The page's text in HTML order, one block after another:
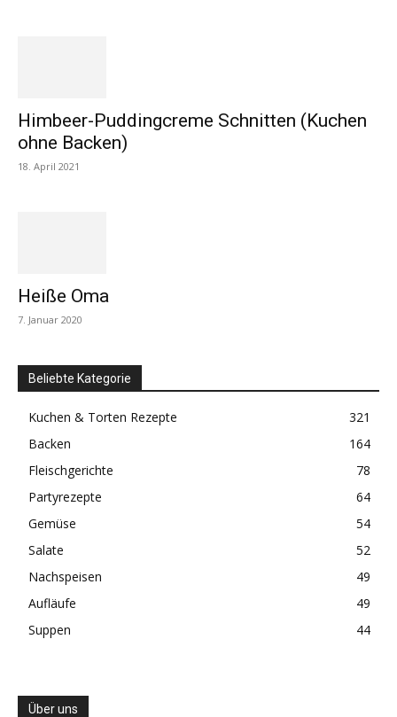
Himbeer-Puddingcreme Schnitten (Kuchen
ohne Backen)
18. April 2021
Heiße Oma
7. Januar 2020
Beliebte Kategorie
Kuchen & Torten Rezepte
321
Backen
164
Fleischgerichte
78
Partyrezepte
64
Gemüse
54
Salate
52
Nachspeisen
49
Aufläufe
49
Suppen
44
Über uns